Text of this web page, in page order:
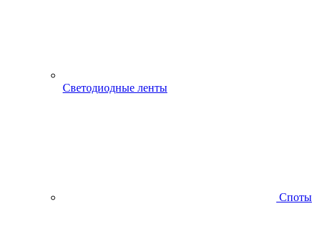
Светодиодные ленты
Споты